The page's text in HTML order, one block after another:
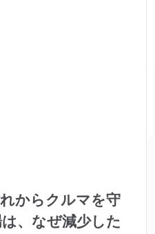
からクルマを守
、なぜ減少した